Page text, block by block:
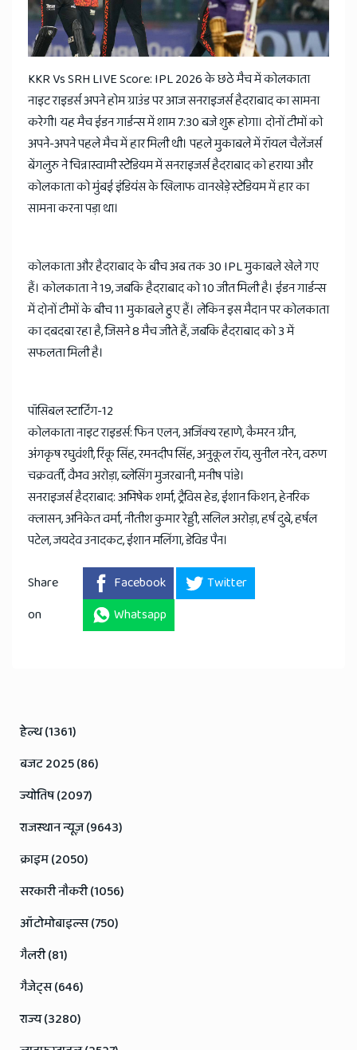
KKR Vs SRH LIVE Score: IPL 2026 के छठे मैच में कोलकाता
नाइट राइडर्स अपने होम ग्राउंड पर आज सनराइजर्स हैदराबाद का सामना
करेगी। यह मैच ईडन गार्डन्स में शाम 7:30 बजे शुरू होगा। दोनों टीमों को
अपने-अपने पहले मैच में हार मिली थी। पहले मुकाबले में रॉयल चैलेंजर्स
बेंगलुरु ने चिन्नास्वामी स्टेडियम में सनराइजर्स हैदराबाद को हराया और
कोलकाता को मुंबई इंडियंस के खिलाफ वानखेड़े स्टेडियम में हार का
सामना करना पड़ा था।
कोलकाता और हैदराबाद के बीच अब तक 30 IPL मुकाबले खेले गए
हैं। कोलकाता ने 19, जबकि हैदराबाद को 10 जीत मिली है। ईडन गार्डन्स
में दोनों टीमों के बीच 11 मुकाबले हुए हैं। लेकिन इस मैदान पर कोलकाता
का दबदबा रहा है, जिसने 8 मैच जीते हैं, जबकि हैदराबाद को 3 में
सफलता मिली है।
पॉसिबल स्टार्टिंग-12
कोलकाता नाइट राइडर्स: फिन एलन, अजिंक्य रहाणे, कैमरन ग्रीन,
अंगकृष रघुवंशी, रिंकू सिंह, रमनदीप सिंह, अनुकूल रॉय, सुनील नरेन, वरुण
चक्रवर्ती, वैभव अरोड़ा, ब्लेसिंग मुजरबानी, मनीष पांडे।
सनराइजर्स हैदराबाद: अभिषेक शर्मा, ट्रैविस हेड, ईशान किशन, हेनरिक
क्लासन, अनिकेत वर्मा, नीतीश कुमार रेड्डी, सलिल अरोड़ा, हर्ष दुबे, हर्षल
पटेल, जयदेव उनादकट, ईशान मलिंगा, डेविड पैन।
Share
on
Facebook
Twitter
Whatsapp
हेल्थ (1361)
बजट 2025 (86)
ज्योतिष (2097)
राजस्थान न्यूज़ (9643)
क्राइम (2050)
सरकारी नौकरी (1056)
ऑटोमोबाइल्स (750)
गैलरी (81)
गैजेट्स (646)
राज्य (3280)